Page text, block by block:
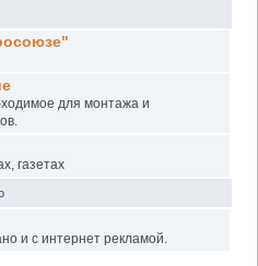
для монтажа и
газетах
и с интернет рекламой.